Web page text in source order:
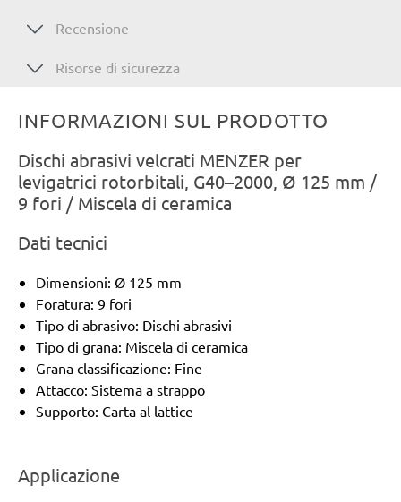
Recensione
Risorse di sicurezza
INFORMAZIONI SUL PRODOTTO
Dischi abrasivi velcrati MENZER per
levigatrici rotorbitali, G40–2000, Ø 125 mm /
9 fori / Miscela di ceramica
Dati tecnici
Dimensioni: Ø 125 mm
Foratura: 9 fori
Tipo di abrasivo: Dischi abrasivi
Tipo di grana: Miscela di ceramica
Grana classificazione: Fine
Attacco: Sistema a strappo
Supporto: Carta al lattice
Applicazione